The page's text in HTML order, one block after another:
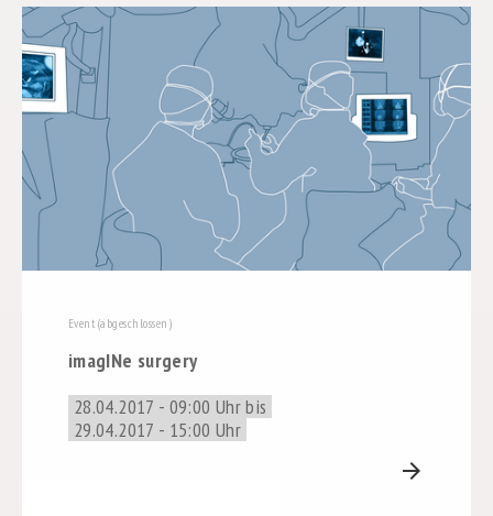
Event (abgeschlossen)
imagINe surgery
28.04.2017 - 09:00 Uhr bis
29.04.2017 - 15:00 Uhr
arrow_forward